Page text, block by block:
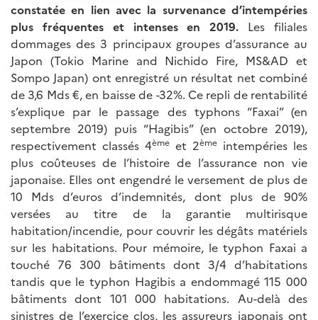
constatée en lien avec la survenance d’intempéries
plus fréquentes et intenses en 2019. Les filiales
dommages des 3 principaux groupes d’assurance au
Japon (Tokio Marine and Nichido Fire, MS&AD et
Sompo Japan) ont enregistré un résultat net combiné
de 3,6 Mds €, en baisse de -32%. Ce repli de rentabilité
s’explique par le passage des typhons “Faxai” (en
septembre 2019) puis “Hagibis” (en octobre 2019),
respectivement classés 4ème et 2ème intempéries les
plus coûteuses de l’histoire de l’assurance non vie
japonaise. Elles ont engendré le versement de plus de
10 Mds d’euros d’indemnités, dont plus de 90%
versées au titre de la garantie multirisque
habitation/incendie, pour couvrir les dégâts matériels
sur les habitations. Pour mémoire, le typhon Faxai a
touché 76 300 bâtiments dont 3/4 d’habitations
tandis que le typhon Hagibis a endommagé 115 000
bâtiments dont 101 000 habitations. Au-delà des
sinistres de l’exercice clos, les assureurs japonais ont